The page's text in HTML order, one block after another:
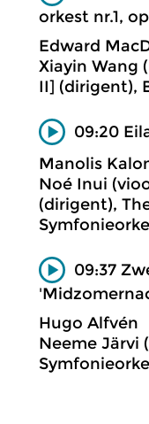
orkest nr.1,
Edward
Xiayin Wang
II] (dirigent),
09:20
Manolis
Noé Inui
(dirigent),
09:37
Hugo Alfvén
Neeme Järvi